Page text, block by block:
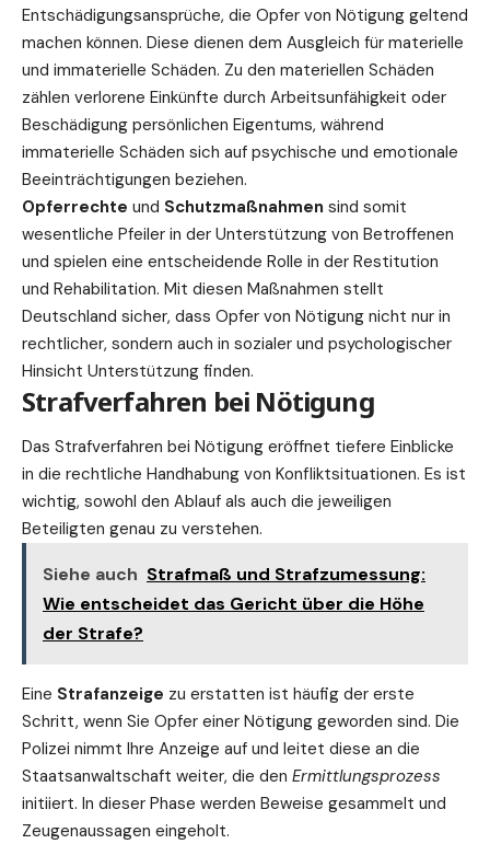
Entschädigungsansprüche, die Opfer von Nötigung geltend
machen können. Diese dienen dem Ausgleich für materielle
und immaterielle Schäden. Zu den materiellen Schäden
zählen verlorene Einkünfte durch Arbeitsunfähigkeit oder
Beschädigung persönlichen Eigentums, während
immaterielle Schäden sich auf psychische und emotionale
Beeinträchtigungen beziehen.
Opferrechte und Schutzmaßnahmen sind somit
wesentliche Pfeiler in der Unterstützung von Betroffenen
und spielen eine entscheidende Rolle in der Restitution
und Rehabilitation. Mit diesen Maßnahmen stellt
Deutschland sicher, dass Opfer von Nötigung nicht nur in
rechtlicher, sondern auch in sozialer und psychologischer
Hinsicht Unterstützung finden.
Strafverfahren bei Nötigung
Das Strafverfahren bei Nötigung eröffnet tiefere Einblicke
in die rechtliche Handhabung von Konfliktsituationen. Es ist
wichtig, sowohl den Ablauf als auch die jeweiligen
Beteiligten genau zu verstehen.
Siehe auch Strafmaß und Strafzumessung:
Wie entscheidet das Gericht über die Höhe
der Strafe?
Eine Strafanzeige zu erstatten ist häufig der erste
Schritt, wenn Sie Opfer einer Nötigung geworden sind. Die
Polizei nimmt Ihre Anzeige auf und leitet diese an die
Staatsanwaltschaft weiter, die den Ermittlungsprozess
initiiert. In dieser Phase werden Beweise gesammelt und
Zeugenaussagen eingeholt.